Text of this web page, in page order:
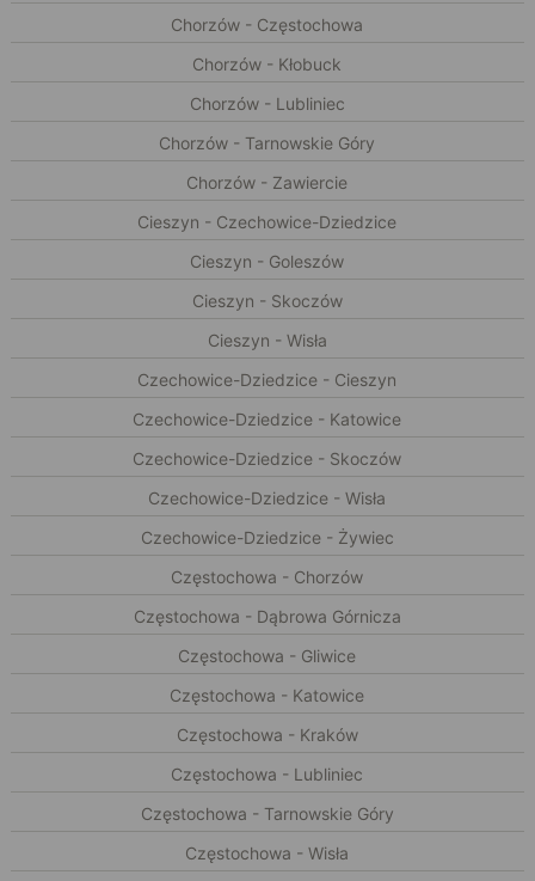
Chorzów - Częstochowa
Chorzów - Kłobuck
Chorzów - Lubliniec
Chorzów - Tarnowskie Góry
Chorzów - Zawiercie
Cieszyn - Czechowice-Dziedzice
Cieszyn - Goleszów
Cieszyn - Skoczów
Cieszyn - Wisła
Czechowice-Dziedzice - Cieszyn
Czechowice-Dziedzice - Katowice
Czechowice-Dziedzice - Skoczów
Czechowice-Dziedzice - Wisła
Czechowice-Dziedzice - Żywiec
Częstochowa - Chorzów
Częstochowa - Dąbrowa Górnicza
Częstochowa - Gliwice
Częstochowa - Katowice
Częstochowa - Kraków
Częstochowa - Lubliniec
Częstochowa - Tarnowskie Góry
Częstochowa - Wisła